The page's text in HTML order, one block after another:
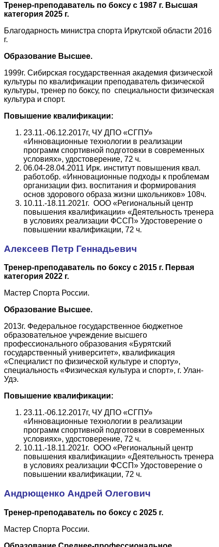
Тренер-преподаватель по боксу с 1987 г. Высшая
категория 2025 г.
Благодарность министра спорта Иркутской области 2016
г.
Образование Высшее.
1999г. Сибирская государственная академия физической
культуры по квалификации преподаватель физической
культуры, тренер по боксу, по специальности физическая
культура и спорт.
Повышение квалификации:
23.11.-06.12.2017г, ЧУ ДПО «СГПУ»
«Инновационные технологии в реализации
программ спортивной подготовки в современных
условиях», удостоверение, 72 ч.
06.04-28.04.2011 Ирк. институт повышения квал.
работ.обр. «Инновационные подходы к проблемам
организации физ. воспитания и формирования
основ здорового образа жизни школьников» 108ч.
10.11.-18.11.2021г. ООО «Региональный центр
повышения квалификации» «Деятельность тренера
в условиях реализации ФССП» Удостоверение о
повышении квалификации, 72 ч.
Алексеев Петр Геннадьевич
Тренер-преподаватель по боксу с 2015 г. Первая
категория 2022 г.
Мастер Спорта России.
Образование Высшее.
2013г. Федеральное государственное бюджетное
образовательное учреждение высшего
профессионального образования «Бурятский
государственный университет», квалификация
«Специалист по физической культуре и спорту»,
специальность «Физическая культура и спорт», г. Улан-
Удэ.
Повышение квалификации:
23.11.-06.12.2017г, ЧУ ДПО «СГПУ»
«Инновационные технологии в реализации
программ спортивной подготовки в современных
условиях», удостоверение, 72 ч.
10.11.-18.11.2021г. ООО «Региональный центр
повышения квалификации» «Деятельность тренера
в условиях реализации ФССП» Удостоверение о
повышении квалификации, 72 ч.
Андрющенко Андрей Олегович
Тренер-преподаватель по боксу с 2025 г.
Мастер Спорта России.